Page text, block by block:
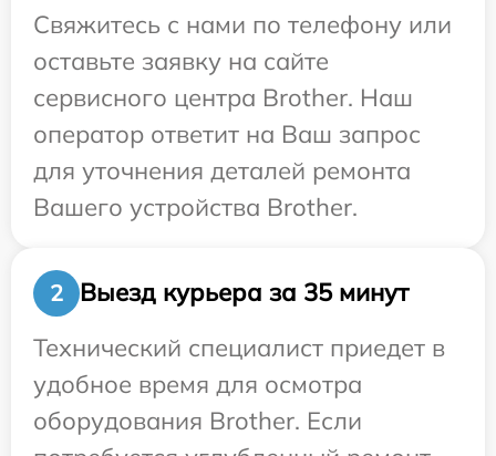
Свяжитесь с нами по телефону или
оставьте заявку на сайте
сервисного центра Brother. Наш
оператор ответит на Ваш запрос
для уточнения деталей ремонта
Вашего устройства Brother.
2
Выезд курьера за 35 минут
Технический специалист приедет в
удобное время для осмотра
оборудования Brother. Если